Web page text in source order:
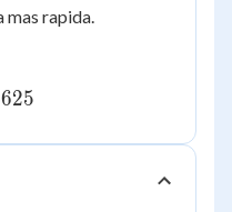
mas rapida.